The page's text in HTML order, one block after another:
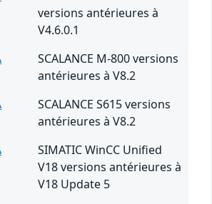
versions antérieures à
V4.6.0.1
SCALANCE M-800 versions
antérieures à V8.2
SCALANCE S615 versions
antérieures à V8.2
SIMATIC WinCC Unified
V18 versions antérieures à
V18 Update 5